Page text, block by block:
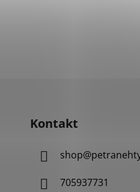
Kontakt
shop@
705937731